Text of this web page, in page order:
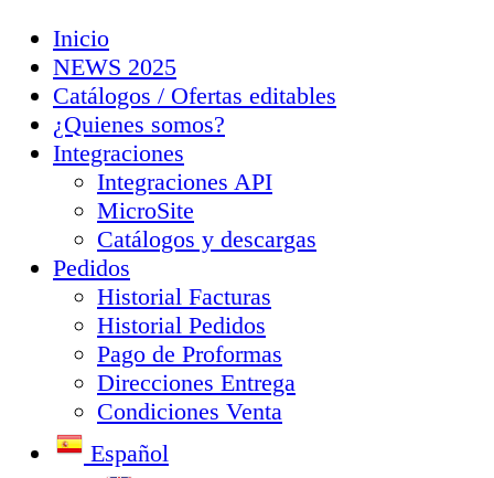
Inicio
NEWS 2025
Catálogos / Ofertas editables
¿Quienes somos?
Integraciones
Integraciones API
MicroSite
Catálogos y descargas
Pedidos
Historial Facturas
Historial Pedidos
Pago de Proformas
Direcciones Entrega
Condiciones Venta
Español